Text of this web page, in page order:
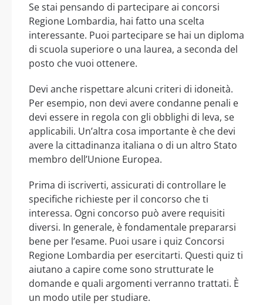
Se stai pensando di partecipare ai concorsi
Regione Lombardia, hai fatto una scelta
interessante. Puoi partecipare se hai un diploma
di scuola superiore o una laurea, a seconda del
posto che vuoi ottenere.
Devi anche rispettare alcuni criteri di idoneità.
Per esempio, non devi avere condanne penali e
devi essere in regola con gli obblighi di leva, se
applicabili. Un’altra cosa importante è che devi
avere la cittadinanza italiana o di un altro Stato
membro dell’Unione Europea.
Prima di iscriverti, assicurati di controllare le
specifiche richieste per il concorso che ti
interessa. Ogni concorso può avere requisiti
diversi. In generale, è fondamentale prepararsi
bene per l’esame. Puoi usare i quiz Concorsi
Regione Lombardia per esercitarti. Questi quiz ti
aiutano a capire come sono strutturate le
domande e quali argomenti verranno trattati. È
un modo utile per studiare.